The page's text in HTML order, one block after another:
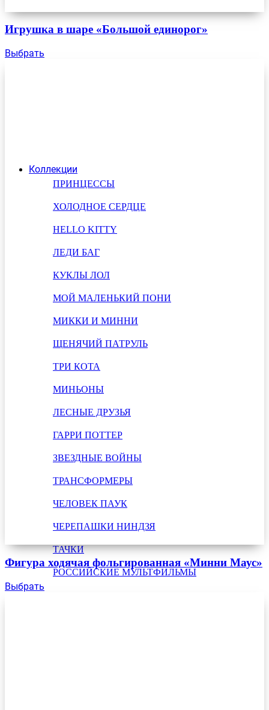
Коллекции
ПРИНЦЕССЫ
ХОЛОДНОЕ СЕРДЦЕ
HELLO KITTY
ЛЕДИ БАГ
КУКЛЫ ЛОЛ
МОЙ МАЛЕНЬКИЙ ПОНИ
МИККИ И МИННИ
ЩЕНЯЧИЙ ПАТРУЛЬ
ТРИ КОТА
МИНЬОНЫ
ЛЕСНЫЕ ДРУЗЬЯ
ГАРРИ ПОТТЕР
ЗВЕЗДНЫЕ ВОЙНЫ
ТРАНСФОРМЕРЫ
ЧЕЛОВЕК ПАУК
ЧЕРЕПАШКИ НИНДЗЯ
ТАЧКИ
РОССИЙСКИЕ МУЛЬТФИЛЬМЫ
Игрушка в шаре «Большой единорог»
Выбрать
Фигура ходячая фольгированная «Минни Маус»
Выбрать